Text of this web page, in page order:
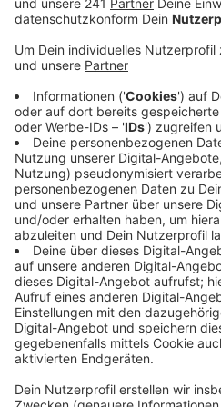
Rentenalter.
Mit der Benachteiligung von
Arbeitsmarkt müsse
Gewerkschaft. Im Kreis
Frauen im Schnitt 15
Bei dem durchschnittlichen
Euskirchen bedeutet das
weniger für Frauen in
ein größerer Unterschied
Wie die Gewerkschaft
Gaststätten zum
mitteilt, sei ein Grund die
Zahlungsbereitschaft von
Gewerkschaften fordern
für gleiche Arbeit auch
Veröffentlicht: Freitag,